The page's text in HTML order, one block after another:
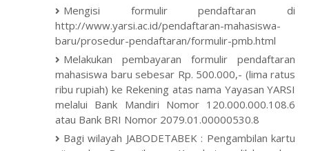
Mengisi formulir pendaftaran di
http://www.yarsi.ac.id/pendaftaran-mahasiswa-
baru/prosedur-pendaftaran/formulir-pmb.html
Melakukan pembayaran formulir pendaftaran
mahasiswa baru sebesar Rp. 500.000,- (lima ratus
ribu rupiah) ke Rekening atas nama Yayasan YARSI
melalui Bank Mandiri Nomor 120.000.000.108.6
atau Bank BRI Nomor 2079.01.00000530.8
Bagi wilayah JABODETABEK : Pengambilan kartu